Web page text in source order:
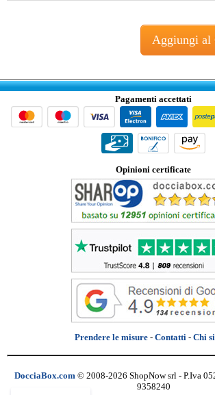
Aggiungi al
Pagamenti accettati
Opinioni certificate
Prendere le misure - Contatti - Chi
DocciaBox.com © 2008-2026 ShopNow srl - P.Iva
9358240